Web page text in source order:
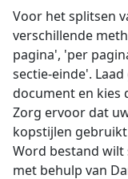
Voor het splitsen
verschillende
pagina', 'per
sectie-einde'.
document en kies
Zorg ervoor dat
kopstijlen
Word bestand wilt
met behulp van